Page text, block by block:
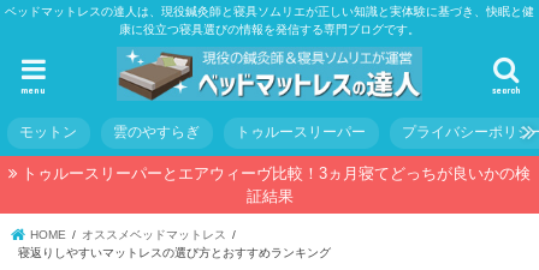
ベッドマットレスの達人は、現役鍼灸師と寝具ソムリエが正しい知識と実体験に基づき、快眠と健
康に役立つ寝具選びの情報を発信する専門ブログです。
search
menu
モットン 雲のやすらぎ トゥルースリーパー プライバシーポリシ
トゥルースリーパーとエアウィーヴ比較！3ヵ月寝てどっちが良いかの検
証結果
HOME
オススメベッドマットレス
寝返りしやすいマットレスの選び方とおすすめランキング